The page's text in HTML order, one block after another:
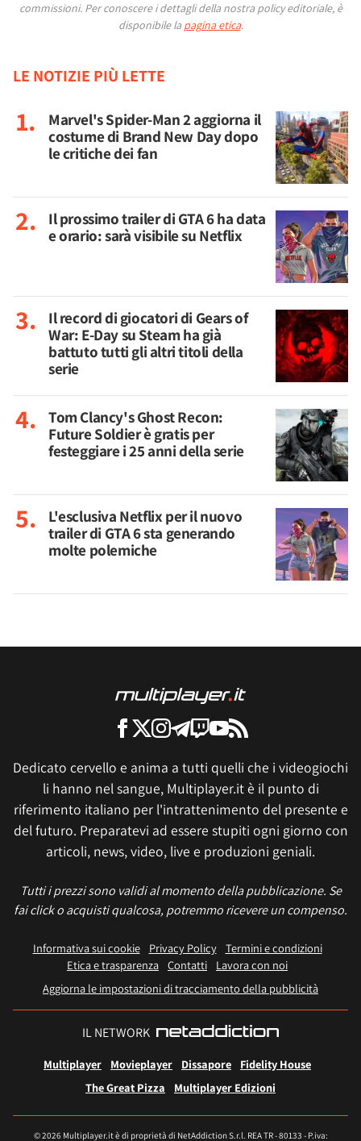
commissioni. Per conoscere i dettagli della nostra policy editoriale, è
disponibile la pagina etica.
LE NOTIZIE PIÙ LETTE
Marvel's Spider-Man 2 aggiorna il
costume di Brand New Day dopo
le critiche dei fan
Il prossimo trailer di GTA 6 ha data
e orario: sarà visibile su Netflix
Il record di giocatori di Gears of
War: E-Day su Steam ha già
battuto tutti gli altri titoli della
serie
Tom Clancy's Ghost Recon:
Future Soldier è gratis per
festeggiare i 25 anni della serie
L'esclusiva Netflix per il nuovo
trailer di GTA 6 sta generando
molte polemiche
Dedicato cervello e anima a tutti quelli che i videogiochi
li hanno nel sangue, Multiplayer.it è il punto di
riferimento italiano per l'intrattenimento del presente e
del futuro. Preparatevi ad essere stupiti ogni giorno con
articoli, news, video, live e produzioni geniali.
Tutti i prezzi sono validi al momento della pubblicazione. Se
fai click o acquisti qualcosa, potremmo ricevere un compenso.
Informativa sui cookie Privacy Policy
Termini e condizioni
Etica e trasparenza Contatti
Lavora con noi
Aggiorna le impostazioni di tracciamento della pubblicità
IL NETWORK
Multiplayer Movieplayer Dissapore
Fidelity House
The Great Pizza
Multiplayer Edizioni
© 2026 Multiplayer.it è di proprietà di NetAddiction S.r.l. REA TR - 80133 - P.iva: